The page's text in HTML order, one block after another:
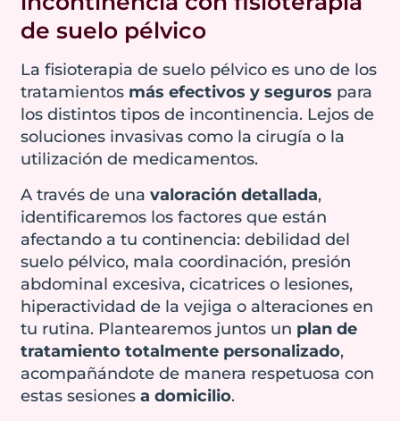
Reserva una cita
conmigo
pélvico, debilidad
muscular y
control de la
pelvis.
Perder el control
de los gases o no
baño, genera un
gran impacto
emocional y
social, afectando
a todos los
aspectos de la
vida de quien la
padece.
Es importante
suelo pélvico
como prolapsos o
incontinencia
anal. Empeorando
cada vez más el
calidad de vida.
Sea cual sea tu
situación,
mereces una vida
sin limitaciones,
sin vergüenza y
con autonomía.
La incontinencia
urinaria tiene
de suelo pélvico
La fisioterapia de suelo pélvico es uno de los
tratamientos más efectivos y seguros para
los distintos tipos de incontinencia. Lejos de
soluciones invasivas como la cirugía o la
utilización de medicamentos.
A través de una valoración detallada,
identificaremos los factores que están
afectando a tu continencia: debilidad del
suelo pélvico, mala coordinación, presión
abdominal excesiva, cicatrices o lesiones,
hiperactividad de la vejiga o alteraciones en
tu rutina. Plantearemos juntos un plan de
tratamiento totalmente personalizado,
acompañándote de manera respetuosa con
estas sesiones a domicilio.